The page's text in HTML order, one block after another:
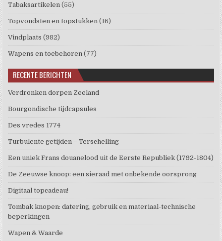
Tabaksartikelen (55)
Topvondsten en topstukken (16)
Vindplaats (982)
Wapens en toebehoren (77)
RECENTE BERICHTEN
Verdronken dorpen Zeeland
Bourgondische tijdcapsules
Des vredes 1774
Turbulente getijden – Terschelling
Een uniek Frans douanelood uit de Eerste Republiek (1792-1804)
De Zeeuwse knoop: een sieraad met onbekende oorsprong
Digitaal topcadeau!
Tombak knopen: datering, gebruik en materiaal-technische
beperkingen
Wapen & Waarde